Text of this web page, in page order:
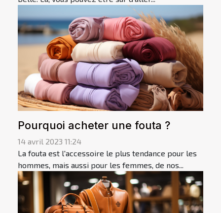
Pourquoi acheter une fouta ?
14 avril 2023 11:24
La fouta est l'accessoire le plus tendance pour les
hommes, mais aussi pour les femmes, de nos...